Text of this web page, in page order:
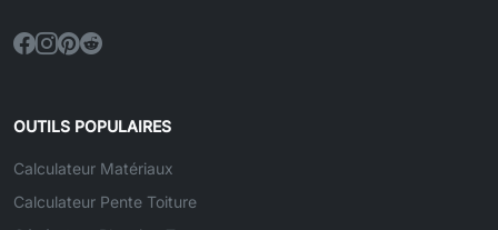
OUTILS POPULAIRES
Calculateur Matériaux
Calculateur Pente Toiture